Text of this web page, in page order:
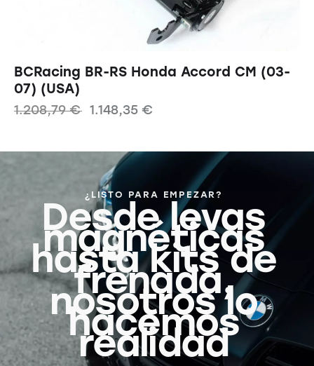
BCRacing BR-RS Honda Accord CM (03-
07) (USA)
1.208,79€ 1.148,35 €
¿LISTO PARA EMPEZAR?
Desde levas
magnéticas
hasta kits de
frenada,
nosotros lo
hacemos
realidad